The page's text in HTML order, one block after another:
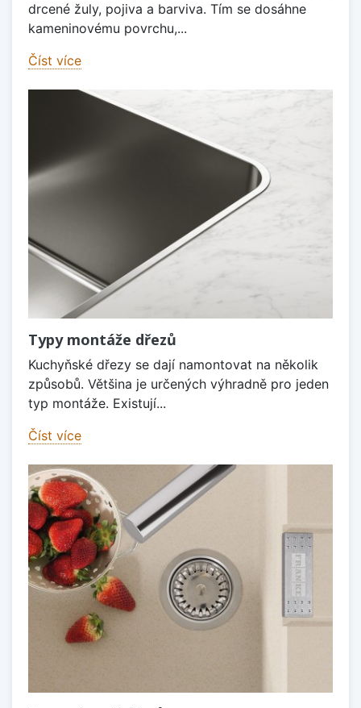
drcené žuly, pojiva a barviva. Tím se dosáhne
kameninovému povrchu,...
Číst více
Typy montáže dřezů
Kuchyňské dřezy se dají namontovat na několik
způsobů. Většina je určených výhradně pro jeden
typ montáže. Existují...
Číst více